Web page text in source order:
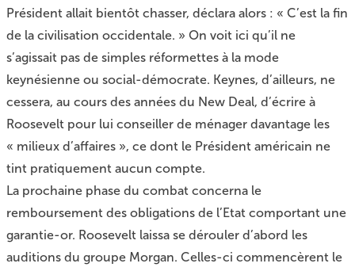
Président allait bientôt chasser, déclara alors : « C’est la fin
de la civilisation occidentale. » On voit ici qu’il ne
s’agissait pas de simples réformettes à la mode
keynésienne ou social-démocrate. Keynes, d’ailleurs, ne
cessera, au cours des années du New Deal, d’écrire à
Roosevelt pour lui conseiller de ménager davantage les
« milieux d’affaires », ce dont le Président américain ne
tint pratiquement aucun compte.
La prochaine phase du combat concerna le
remboursement des obligations de l’Etat comportant une
garantie-or. Roosevelt laissa se dérouler d’abord les
auditions du groupe Morgan. Celles-ci commencèrent le